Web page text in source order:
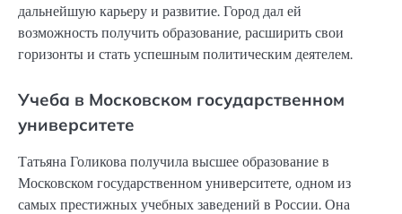
дальнейшую карьеру и развитие. Город дал ей
возможность получить образование, расширить свои
горизонты и стать успешным политическим деятелем.
Учеба в Московском государственном
университете
Татьяна Голикова получила высшее образование в
Московском государственном университете, одном из
самых престижных учебных заведений в России. Она